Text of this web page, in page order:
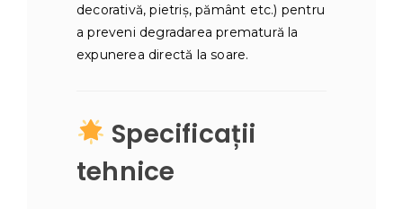
decorativă, pietriș, pământ etc.) pentru
a preveni degradarea prematură la
expunerea directă la soare.
Specificații
tehnice